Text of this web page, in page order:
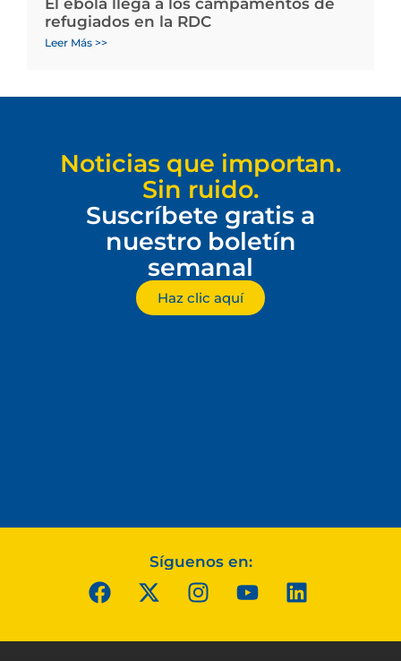
El ébola llega a los campamentos de
refugiados en la RDC
Leer Más >>
Noticias que importan.
Sin ruido.
Suscríbete gratis a
nuestro boletín
semanal
Haz clic aquí
Síguenos en: